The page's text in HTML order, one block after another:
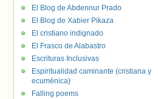
El Blog de Abdennur Prado
El Blog de Xabier Pikaza
El cristiano indignado
El Frasco de Alabastro
Escrituras Inclusivas
Espiritualidad caminante (cristiana y
ecuménica)
Falling poems